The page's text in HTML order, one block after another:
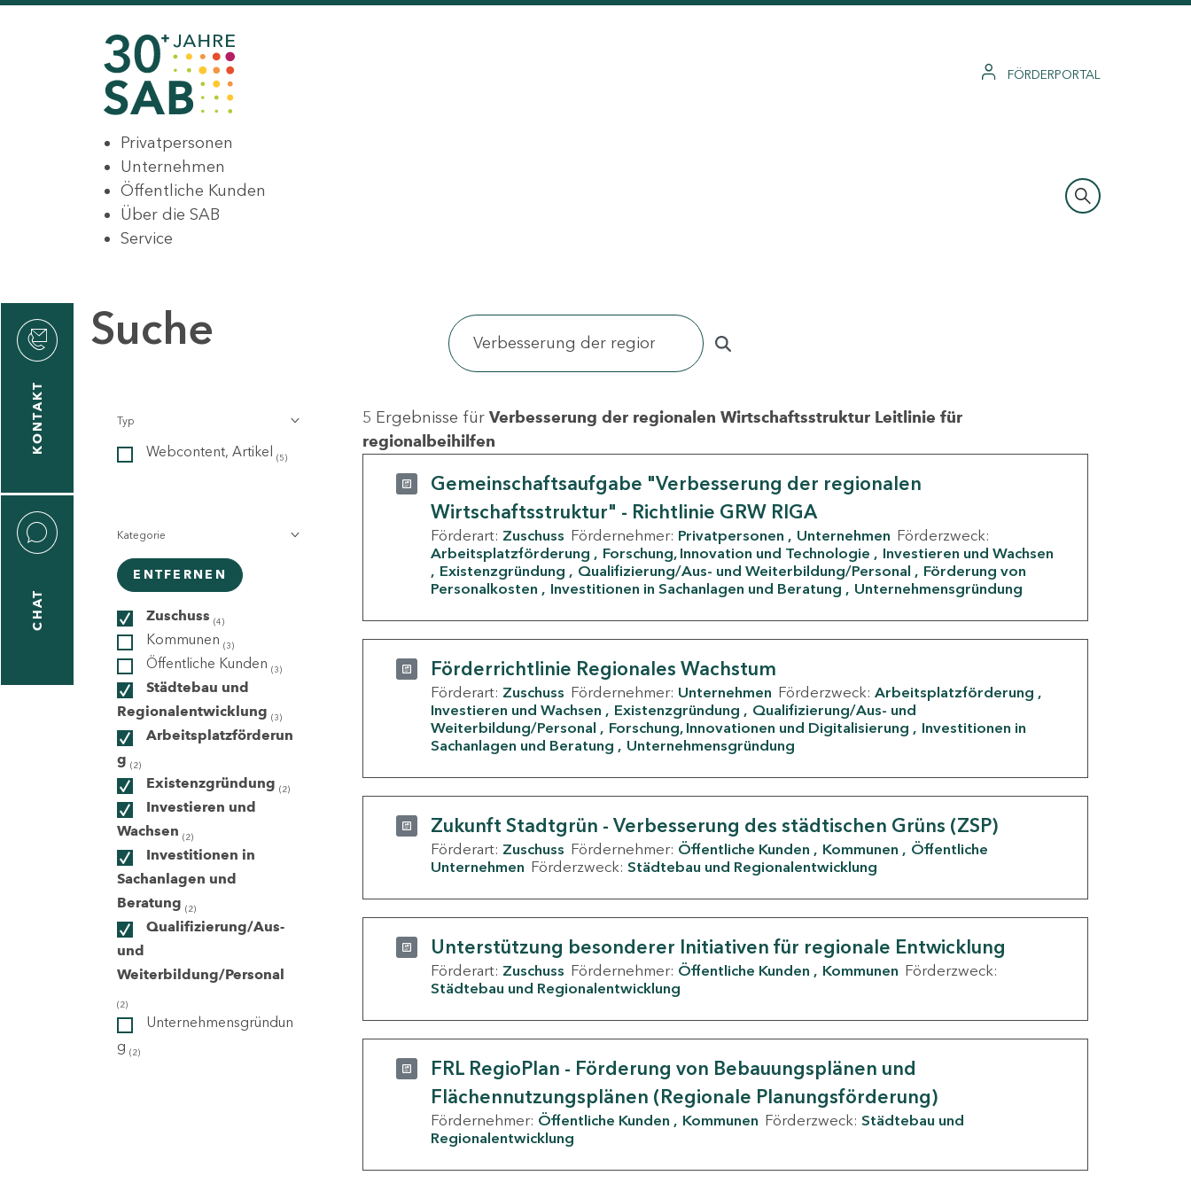
FÖRDERPORTAL
Privatpersonen
Unternehmen
Öffentliche Kunden
Über die SAB
Service
KONTAKT
CHAT
Suche
Typ
Webcontent, Artikel (5)
Kategorie
ENTFERNEN
Zuschuss (4)
Kommunen (3)
Öffentliche Kunden (3)
Städtebau und
Regionalentwicklung (3)
Arbeitsplatzförderun
g (2)
Existenzgründung (2)
Investieren und
Wachsen (2)
Investitionen in
Sachanlagen und
Beratung (2)
Qualifizierung/Aus-
und
Weiterbildung/Personal
(2)
Unternehmensgründun
g (2)
5 Ergebnisse für Verbesserung der regionalen Wirtschaftsstruktur Leitlinie für
regionalbeihilfen
Gemeinschaftsaufgabe "Verbesserung der regionalen
Wirtschaftsstruktur" - Richtlinie GRW RIGA
Förderart: Zuschuss Fördernehmer: Privatpersonen Unternehmen Förderzweck:
Arbeitsplatzförderung
Forschung, Innovation und Technologie
Investieren und Wachsen
Existenzgründung
Qualifizierung/Aus- und Weiterbildung/Personal
Förderung von
Personalkosten
Investitionen in Sachanlagen und Beratung Unternehmensgründung
Förderrichtlinie Regionales Wachstum
Förderart: Zuschuss Fördernehmer: Unternehmen Förderzweck: Arbeitsplatzförderung
Investieren und Wachsen
Existenzgründung
Qualifizierung/Aus- und
Weiterbildung/Personal
Forschung, Innovationen und Digitalisierung
Investitionen in
Sachanlagen und Beratung
Unternehmensgründung
Zukunft Stadtgrün - Verbesserung des städtischen Grüns (ZSP)
Förderart: Zuschuss Fördernehmer: Öffentliche Kunden Kommunen
Öffentliche
Unternehmen Förderzweck: Städtebau und Regionalentwicklung
Unterstützung besonderer Initiativen für regionale Entwicklung
Förderart: Zuschuss Fördernehmer: Öffentliche Kunden Kommunen Förderzweck:
Städtebau und Regionalentwicklung
FRL RegioPlan - Förderung von Bebauungsplänen und
Flächennutzungsplänen (Regionale Planungsförderung)
Fördernehmer: Öffentliche Kunden Kommunen Förderzweck: Städtebau und
Regionalentwicklung